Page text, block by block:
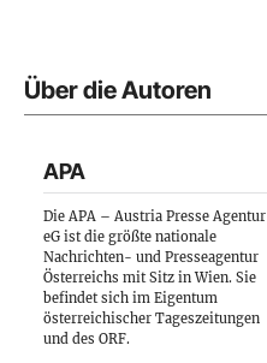
Über die Autoren
APA
Die APA – Austria Presse Agentur
eG ist die größte nationale
Nachrichten- und Presseagentur
Österreichs mit Sitz in Wien. Sie
befindet sich im Eigentum
österreichischer Tageszeitungen
und des ORF.